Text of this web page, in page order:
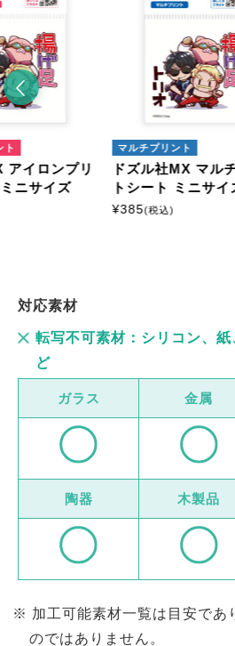
ト
アイロンプリ
ニサイズ
マルチプリント
ドズル社MX マル
トシート ミニサイ
¥385(税込)
対応素材
転写不可素材：シリコン、
ど
ガラス 金属
陶器 木製品
加工可能素材一覧は目安であ
のではありません。